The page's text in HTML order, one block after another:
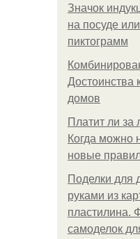
Значок
на посуде
пиктограмм
Достоинства
домов
Платит ли за
Когда можно
новые
Поделки для
руками из
пластилина.
самоделок